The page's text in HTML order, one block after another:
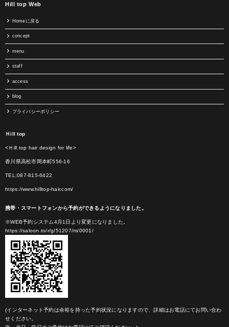
Hill top Web
Homeに戻る
concept
menu
staff
access
blog
プライバシーポリシー
Ｈill top
<Ｈill top hair design for life>
香川県高松市岡本町556-16
TEL:087-815-6422
https://www.hilltop-hair.com/
携帯・スマートフォンから予約ができるようになりました。
※WEB予約システム4月1日より変更になりました。
https://saloon.to/r/g/51207/m/0001/
(インターネット予約は余裕を持った予約状況になりますので、詳細はお電話にてお問い合わ
せください。